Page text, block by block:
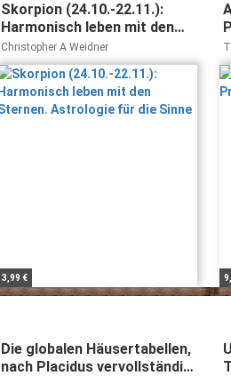
Skorpion (24.10.-22.11.):
Harmonisch leben mit den
Sternen. Astrologie für die
Sinne
Christopher A Weidner
3,99 €
Die globalen Häusertabellen,
nach Placidus vervollständigt